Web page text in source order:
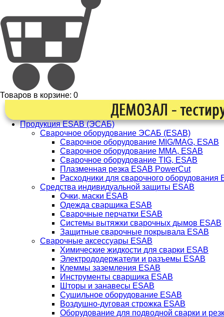
Товаров в корзине: 0
Продукция ESAB (ЭСАБ)
Сварочное оборудование ЭСАБ (ESAB)
Сварочное оборудование MIG/MAG, ESAB
Сварочное оборудование ММА, ESAB
Сварочное оборудование TIG, ESAB
Плазменная резка ESAB PowerCut
Расходники для сварочного оборудования
Средства индивидуальной защиты ESAB
Очки, маски ESAB
Одежда сварщика ESAB
Сварочные перчатки ESAB
Системы вытяжки сварочных дымов ESAB
Защитные сварочные покрывала ESAB
Сварочные аксессуары ESAB
Химические жидкости для сварки ESAB
Электрододержатели и разъемы ESAB
Клеммы заземления ESAB
Инструменты сварщика ESAB
Шторы и занавесы ESAB
Сушильное оборудование ESAB
Воздушно-дуговая строжка ESAB
Оборудование для подводной сварки и